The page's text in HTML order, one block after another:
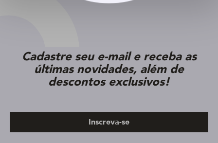
Cadastre seu e-mail e receba as
últimas novidades, além de
descontos exclusivos!
Inscreva-se